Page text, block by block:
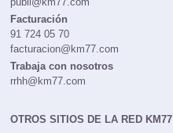
Facturación
91 724 05 70
facturacion@km77.com
Trabaja con nosotros
rrhh@km77.com
OTROS SITIOS DE LA RED KM77